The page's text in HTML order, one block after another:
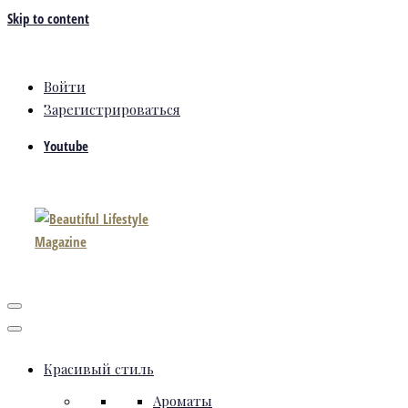
Skip to content
Войти
Зарегистрироваться
Youtube
Красивый стиль
Ароматы